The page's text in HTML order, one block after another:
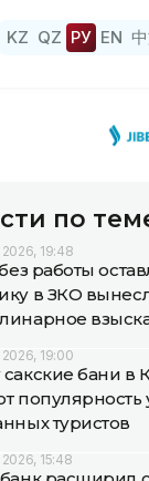
KZ QZ РУ EN
по
2026, 19:48
работы
в ЗКО
2026, 19:00
бани в
популярность
туристов
2026, 15:48